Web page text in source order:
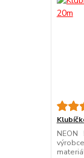
NEON